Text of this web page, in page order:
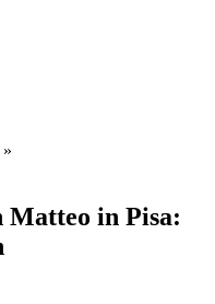
»
Matteo in Pisa: